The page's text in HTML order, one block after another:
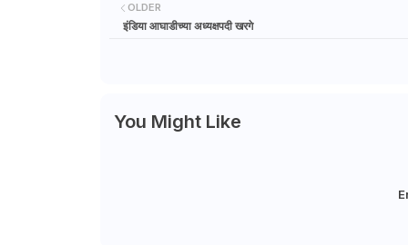
OLDER
इंडिया आघाडीच्या अध्यक्षपदी खरगे
You Might Like